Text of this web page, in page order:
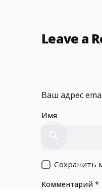
Leave a
Ваш адрес
Имя
Сохранить
Комментарий *